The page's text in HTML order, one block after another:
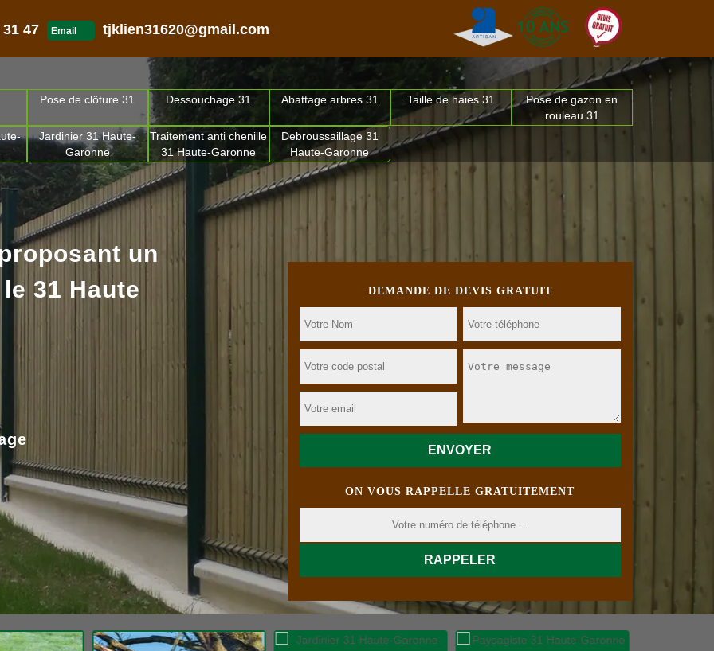
47 Email tjklien31620@gmail.com
Pose de clôture 31 Dessouchage 31 Abattage arbres 31 Taille de haies 31
Pose de gazon en
rouleau 31
Jardinier 31 Haute-
Garonne
Traitement anti chenille
31 Haute-Garonne
Debroussaillage 31
Haute-Garonne
DEMANDE DE DEVIS GRATUIT
ON VOUS RAPPELLE GRATUITEMENT
un
31 Haute